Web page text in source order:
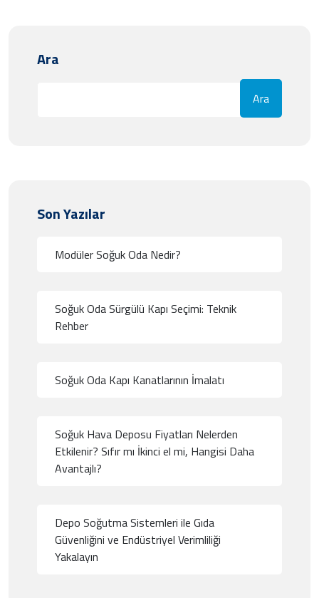
Ara
Ara
Son Yazılar
Modüler Soğuk Oda Nedir?
Soğuk Oda Sürgülü Kapı Seçimi: Teknik
Rehber
Soğuk Oda Kapı Kanatlarının İmalatı
Soğuk Hava Deposu Fiyatları Nelerden
Etkilenir? Sıfır mı İkinci el mi, Hangisi Daha
Avantajlı?
Depo Soğutma Sistemleri ile Gıda
Güvenliğini ve Endüstriyel Verimliliği
Yakalayın